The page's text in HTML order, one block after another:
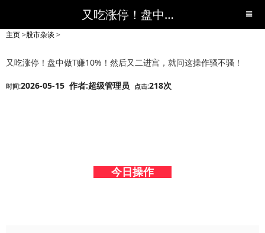
又吃涨停！盘中做T赚10%！然后又二进宫，就问这操作骚不骚！-股市杂谈-短线黑马,短线股票,短线炒股,实战,荐股,操盘,超级短线,令人叹为观止的短线炒股!-超级短线
主页>股市杂谈 >
又吃涨停！盘中做T赚10%！然后又二进宫，就问这操作骚不骚！
时间:2026-05-15 作者:超级管理员 点击:218次
今日操作